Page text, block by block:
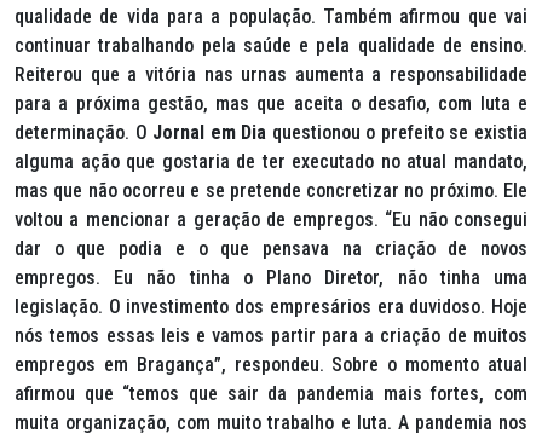
qualidade de vida para a população. Também afirmou que vai
continuar trabalhando pela saúde e pela qualidade de ensino.
Reiterou que a vitória nas urnas aumenta a responsabilidade
para a próxima gestão, mas que aceita o desafio, com luta e
determinação. O Jornal em Dia questionou o prefeito se existia
alguma ação que gostaria de ter executado no atual mandato,
mas que não ocorreu e se pretende concretizar no próximo. Ele
voltou a mencionar a geração de empregos. “Eu não consegui
dar o que podia e o que pensava na criação de novos
empregos. Eu não tinha o Plano Diretor, não tinha uma
legislação. O investimento dos empresários era duvidoso. Hoje
nós temos essas leis e vamos partir para a criação de muitos
empregos em Bragança”, respondeu. Sobre o momento atual
afirmou que “temos que sair da pandemia mais fortes, com
muita organização, com muito trabalho e luta. A pandemia nos